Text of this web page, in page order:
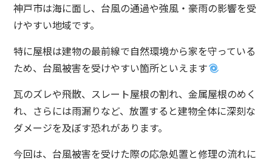
神戸市は海に面し、台風の通過や強風・豪雨の影響を受
けやすい地域です。
特に屋根は建物の最前線で自然環境から家を守っている
ため、台風被害を受けやすい箇所といえます
瓦のズレや飛散、スレート屋根の割れ、金属屋根のめく
れ、さらには雨漏りなど、放置すると建物全体に深刻な
ダメージを及ぼす恐れがあります。
今回は、台風被害を受けた際の応急処置と修理の流れに